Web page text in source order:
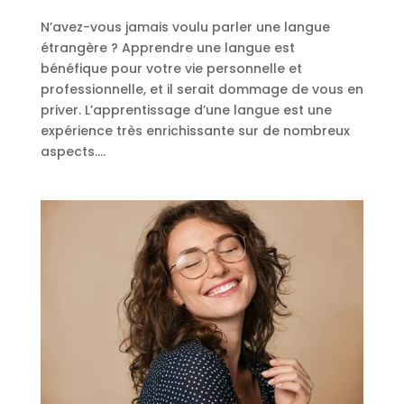
N’avez-vous jamais voulu parler une langue
étrangère ? Apprendre une langue est
bénéfique pour votre vie personnelle et
professionnelle, et il serait dommage de vous en
priver. L’apprentissage d’une langue est une
expérience très enrichissante sur de nombreux
aspects....